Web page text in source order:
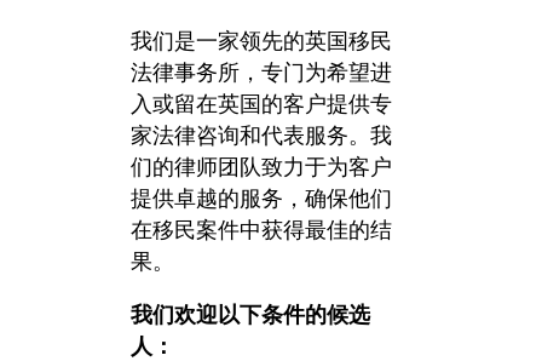
我们是一家领先的英国移民
法律事务所，专门为希望进
入或留在英国的客户提供专
家法律咨询和代表服务。我
们的律师团队致力于为客户
提供卓越的服务，确保他们
在移民案件中获得最佳的结
果。
我们欢迎以下条件的候选
人：